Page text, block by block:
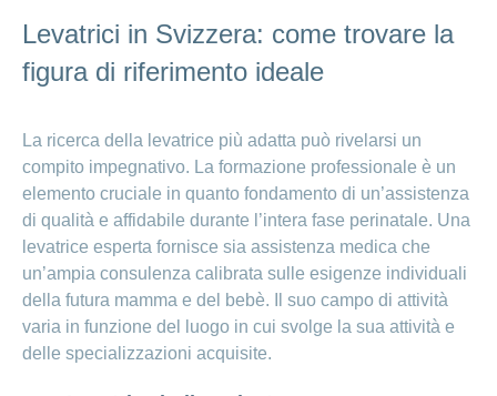
Levatrici in Svizzera: come trovare la
figura di riferimento ideale
La ricerca della levatrice più adatta può rivelarsi un
compito impegnativo. La formazione professionale è un
elemento cruciale in quanto fondamento di un’assistenza
di qualità e affidabile durante l’intera fase perinatale. Una
levatrice esperta fornisce sia assistenza medica che
un’ampia consulenza calibrata sulle esigenze individuali
della futura mamma e del bebè. Il suo campo di attività
varia in funzione del luogo in cui svolge la sua attività e
delle specializzazioni acquisite.